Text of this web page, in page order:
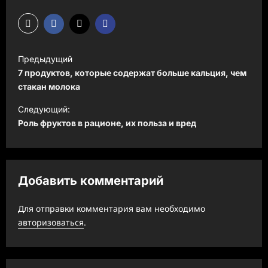
Н
а
в
и
г
а
ц
и
з
п
Предыдущий
7 продуктов, которые содержат больше кальция, чем
стакан молока
Следующий:
Роль фруктов в рационе, их польза и вред
Добавить комментарий
Для отправки комментария вам необходимо
авторизоваться.